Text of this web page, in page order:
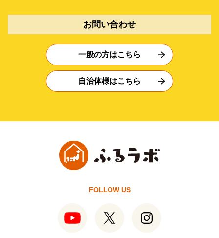
お問い合わせ
一般の方はこちら
自治体様はこちら
FOLLOW US